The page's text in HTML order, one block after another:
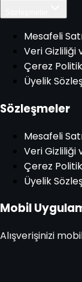
Mesafeli
Veri Gizliliği
Çerez
Üyelik
Sözleşmeler
Mesafeli
Veri Gizliliği
Çerez
Üyelik
Mobil
Alışverişinizi